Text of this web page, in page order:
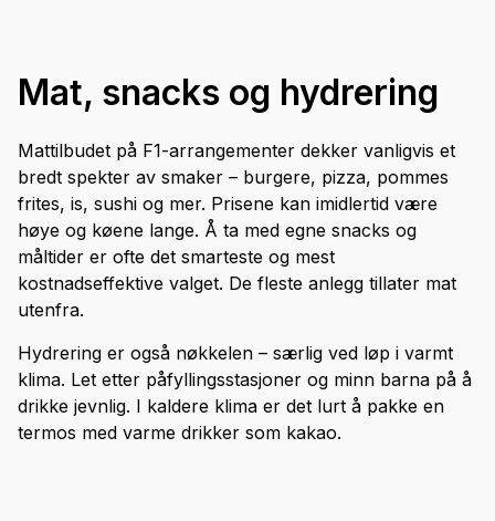
Mat, snacks og hydrering
Mattilbudet på F1-arrangementer dekker vanligvis et
bredt spekter av smaker – burgere, pizza, pommes
frites, is, sushi og mer. Prisene kan imidlertid være
høye og køene lange. Å ta med egne snacks og
måltider er ofte det smarteste og mest
kostnadseffektive valget. De fleste anlegg tillater mat
utenfra.
Hydrering er også nøkkelen – særlig ved løp i varmt
klima. Let etter påfyllingsstasjoner og minn barna på å
drikke jevnlig. I kaldere klima er det lurt å pakke en
termos med varme drikker som kakao.